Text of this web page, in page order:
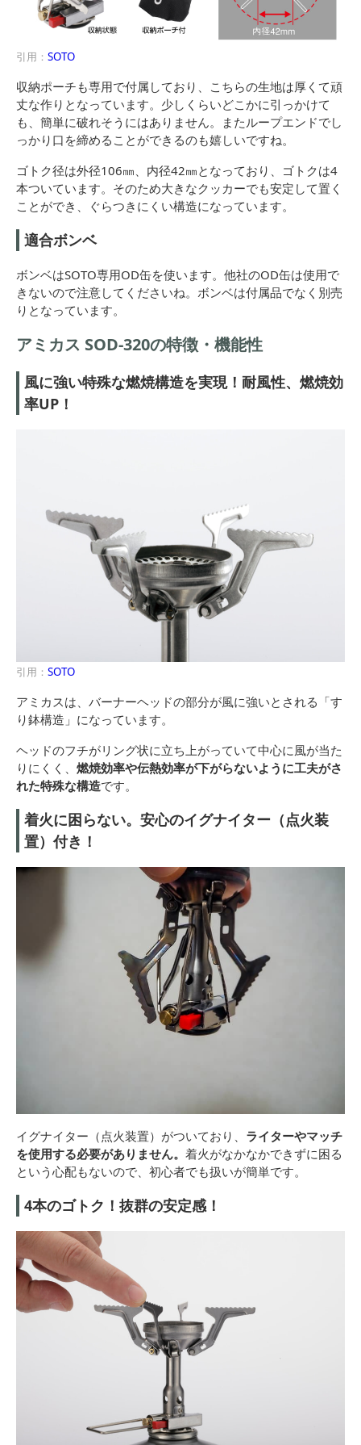
引用： SOTO
収納ポーチも専用で付属しており、こちらの生地は厚くて頑
丈な作りとなっています。少しくらいどこかに引っかけて
も、簡単に破れそうにはありません。またループエンドでし
っかり口を締めることができるのも嬉しいですね。
ゴトク径は外径106㎜、内径42㎜となっており、ゴトクは4
本ついています。そのため大きなクッカーでも安定して置く
ことができ、ぐらつきにくい構造になっています。
適合ボンベ
ボンベはSOTO専用OD缶を使います。他社のOD缶は使用で
きないので注意してくださいね。ボンベは付属品でなく別売
りとなっています。
アミカス SOD-320の特徴・機能性
風に強い特殊な燃焼構造を実現！耐風性、燃焼効
率UP！
引用： SOTO
アミカスは、バーナーヘッドの部分が風に強いとされる「す
り鉢構造」になっています。
ヘッドのフチがリング状に立ち上がっていて中心に風が当た
りにくく、 燃焼効率や伝熱効率が下がらないように工夫がさ
れた特殊な構造です。
着火に困らない。安心のイグナイター（点火装
置）付き！
イグナイター（点火装置）がついており、 ライターやマッチ
を使用する必要がありません。 着火がなかなかできずに困る
という心配もないので、初心者でも扱いが簡単です。
4本のゴトク！抜群の安定感！